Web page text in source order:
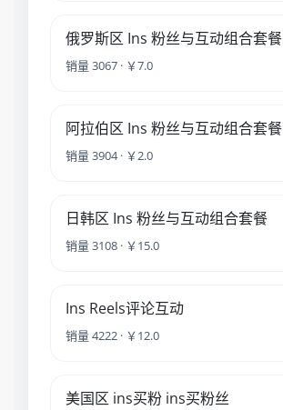
俄罗斯区 Ins 粉丝与互动组合套餐
销量 3067 · ￥7.0
阿拉伯区 Ins 粉丝与互动组合套餐
销量 3904 · ￥2.0
日韩区 Ins 粉丝与互动组合套餐
销量 3108 · ￥15.0
Ins Reels评论互动
销量 4222 · ￥12.0
美国区 ins买粉 ins买粉丝